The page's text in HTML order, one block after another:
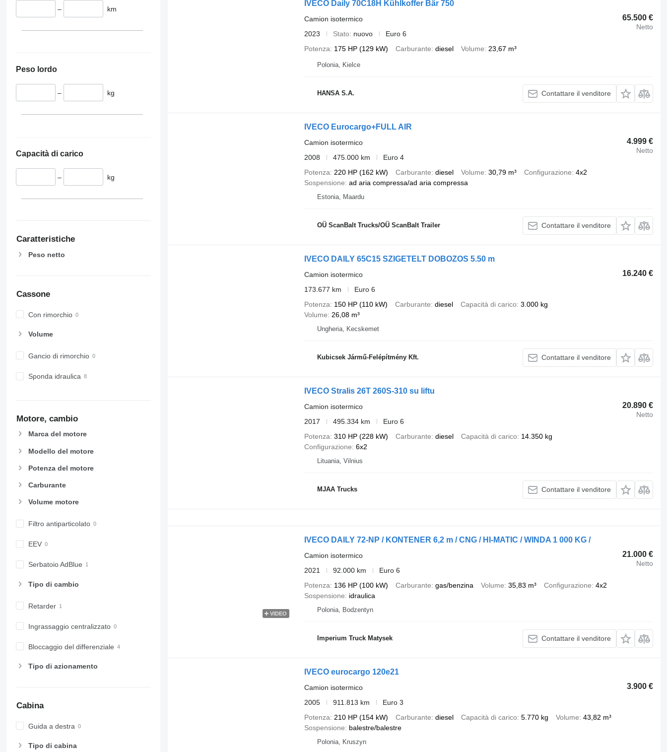
– km
Peso lordo
– kg
Capacità di carico
– kg
Caratteristiche
Peso netto
Cassone
Con rimorchio
Volume
Gancio di rimorchio
Sponda idraulica
Motore, cambio
Marca del motore
Modello del motore
Potenza del motore
Carburante
Volume motore
Filtro antiparticolato
EEV
Serbatoio AdBlue
Tipo di cambio
Retarder
Ingrassaggio centralizzato
Bloccaggio del differenziale
Tipo di azionamento
Cabina
Guida a destra
Tipo di cabina
IVECO Daily 70C18H Kühlkoffer Bär 750
65.500 €
Netto
Camion isotermico
2023
Stato nuovo
Euro 6
Potenza
175 HP (129 kW) Carburante diesel Volume 23,67 m³
Polonia, Kielce
HANSA S.A. Contattare il venditore
IVECO Eurocargo+FULL AIR
4.999 €
Netto
Camion isotermico
2008
475.000 km
Euro 4
Potenza
220 HP (162 kW) Carburante diesel Volume 30,79 m³ Configurazione 4x2
Sospensione ad aria compressa/ad aria compressa
Estonia, Maardu
OÜ ScanBalt Trucks/OÜ ScanBalt Trailer Contattare il venditore
IVECO DAILY 65C15 SZIGETELT DOBOZOS 5.50 m
16.240 €
Camion isotermico
173.677 km
Euro 6
Potenza
150 HP (110 kW) Carburante diesel Capacità di carico 3.000 kg
Volume
26,08 m³
Ungheria, Kecskemet
Kubicsek Jármű-Felépítmény Kft. Contattare il venditore
IVECO Stralis 26T 260S-310 su liftu
20.890 €
Netto
Camion isotermico
2017
495.334 km
Euro 6
Potenza 310 HP (228 kW) Carburante diesel Capacità di carico
14.350 kg
Configurazione 6x2
Lituania, Vilnius
MJAA Trucks Contattare il venditore
VIDEO
IVECO DAILY 72-NP / KONTENER 6,2 m / CNG / HI-MATIC / WINDA 1 000 KG /
21.000 €
Netto
Camion isotermico
2021
92.000 km
Euro 6
Potenza
136 HP (100 kW) Carburante gas/benzina Volume 35,83 m³ Configurazione 4x2
Sospensione
idraulica
Polonia, Bodzentyn
Imperium Truck Matysek Contattare il venditore
IVECO eurocargo 120e21
3.900 €
Camion isotermico
2005
911.813 km
Euro 3
Potenza
210 HP (154 kW) Carburante diesel Capacità di carico 5.770 kg Volume 43,82 m³
Sospensione
balestre/balestre
Polonia, Kruszyn